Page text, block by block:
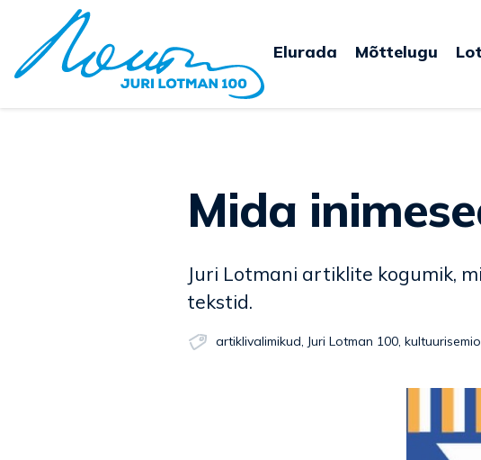
Elurada Mõttelugu
Mida
Juri Lotmani artiklite kogumik,
tekstid.
artiklivalimikud, Juri Lotman 100,